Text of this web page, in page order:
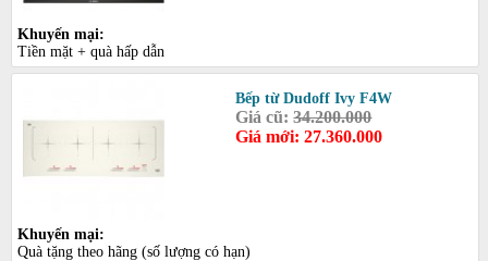
Khuyến mại:
Tiền mặt + quà hấp dẫn
Bếp từ Dudoff Ivy F4W
Giá cũ:34.200.000
Giá mới: 27.360.000
Khuyến mại:
Quà tặng theo hãng (số lượng có hạn)